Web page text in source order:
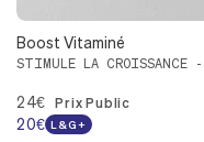
Boost Vitaminé
STIMULE LA CROISSANCE
24€Prix Public
20€ L&G+